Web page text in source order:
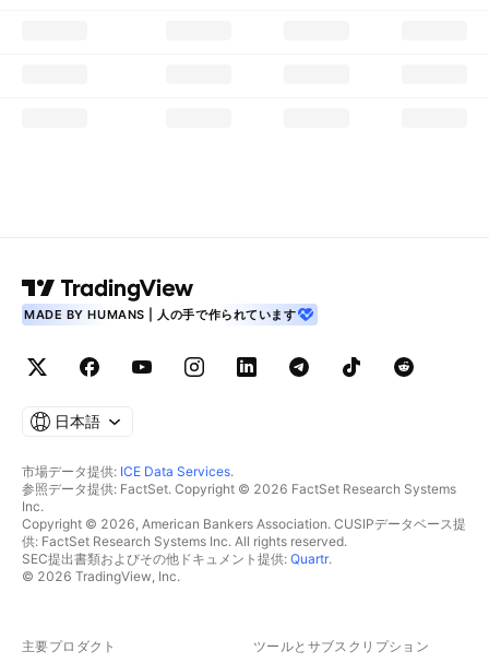
MADE BY HUMANS | 人の手で作られています
日本語
市場データ提供: ICE Data Services.
参照データ提供: FactSet. Copyright © 2026 FactSet Research Systems
Inc.
Copyright © 2026, American Bankers Association. CUSIPデータベース提
供: FactSet Research Systems Inc. All rights reserved.
SEC提出書類およびその他ドキュメント提供: Quartr.
© 2026 TradingView, Inc.
主要プロダクト ツールとサブスクリプション